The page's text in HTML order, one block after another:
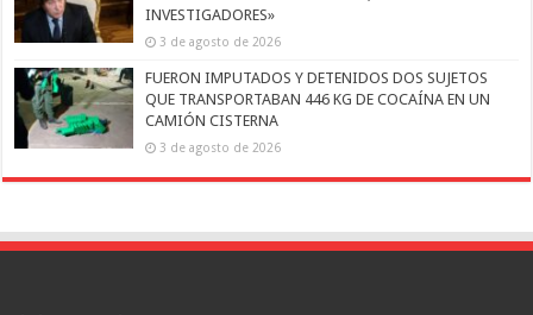
INVESTIGADORES»
3 de agosto de 2026
FUERON IMPUTADOS Y DETENIDOS DOS SUJETOS
QUE TRANSPORTABAN 446 KG DE COCAÍNA EN UN
CAMIÓN CISTERNA
3 de agosto de 2026